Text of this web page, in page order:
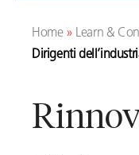
Home» Learn &
Dirigenti